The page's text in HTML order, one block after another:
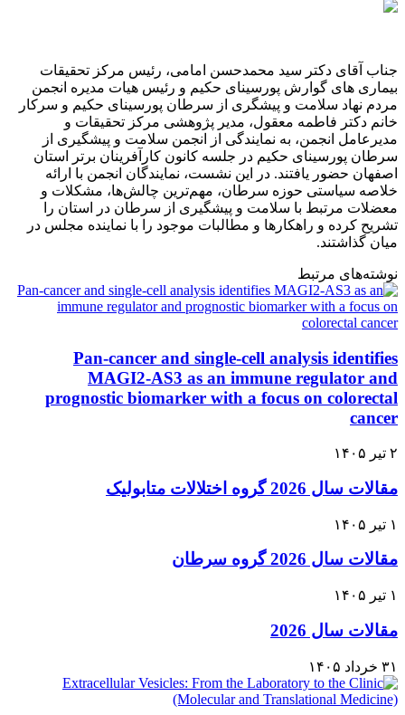
جناب آقای دکتر سید محمدحسن امامی، رئیس مرکز تحقیقات
بیماری های گوارش پورسینای حکیم و رئیس هیات مدیره انجمن
مردم نهاد سلامت و پیشگری از سرطان پورسینای حکیم و سرکار
خانم دکتر فاطمه معقول، مدیر پژوهشی مرکز تحقیقات و
مدیرعامل انجمن، به نمایندگی از انجمن سلامت و پیشگیری از
سرطان پورسینای حکیم در جلسه کانون کارآفرینان برتر استان
اصفهان حضور یافتند. در این نشست، نمایندگان انجمن با ارائه
خلاصه سیاستی حوزه سرطان، مهم‌ترین چالش‌ها، مشکلات و
معضلات مرتبط با سلامت و پیشگیری از سرطان در استان را
تشریح کرده و راهکارها و مطالبات موجود را با نماینده مجلس در
میان گذاشتند.
نوشته‌های مرتبط
Pan-cancer and single-cell analysis identifies
MAGI2-AS3 as an immune regulator and
prognostic biomarker with a focus on colorectal
cancer
۲ تیر ۱۴۰۵
مقالات سال 2026 گروه اختلالات متابولیک
۱ تیر ۱۴۰۵
مقالات سال 2026 گروه سرطان
۱ تیر ۱۴۰۵
مقالات سال 2026
۳۱ خرداد ۱۴۰۵